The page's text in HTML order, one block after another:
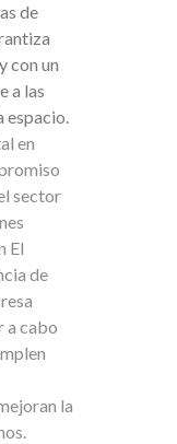
de
con un
a las
espacio.
en
sector
El
de
a cabo
la